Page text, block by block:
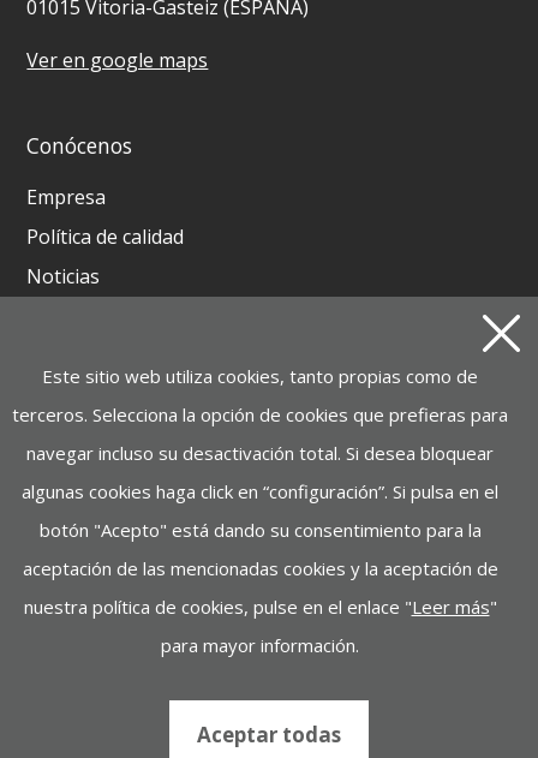
01015 Vitoria-Gasteiz (ESPAÑA)
Ver en google maps
Conócenos
Empresa
Política de calidad
Noticias
Productos
BATERIA INSTAGRID ONE
MOTOBOMBAS, ELECTROBOMBAS,
HIDROLIMPIADORAS
MANUTENCIÓN, ELEVACIÓN
MAQUINARIA DE CONSTRUCCIÓN
Este sitio web utiliza cookies, tanto propias como de
terceros. Selecciona la opción de cookies que prefieras para
navegar incluso su desactivación total. Si desea bloquear
algunas cookies haga click en “configuración”. Si pulsa en el
botón "Acepto" está dando su consentimiento para la
aceptación de las mencionadas cookies y la aceptación de
nuestra política de cookies, pulse en el enlace "Leer más"
para mayor información.
Aceptar todas